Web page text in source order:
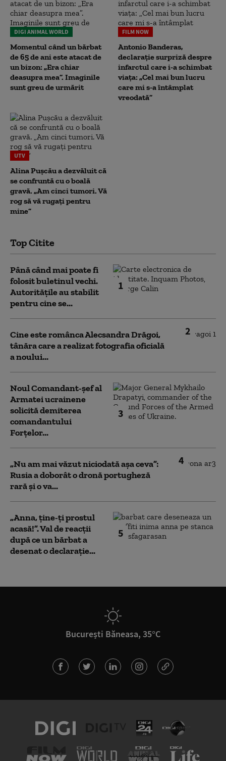
DIGI ANIMAL WORLD
Momentul când un bărbat
de 65 de ani este atacat de
un bizon: „Era chiar
deasupra mea”. Imaginile
sunt greu de urmărit
FILM NOW
Antonio Banderas,
declarație surpriză despre
infarctul care i-a schimbat
viața: „Cel mai bun lucru
care mi s-a întâmplat
vreodată”
UTV
Alina Pușcău a dezvăluit că
se confruntă cu o boală
gravă. „Am cinci tumori. Vă
rog să vă rugați pentru
mine”
Top Citite
1
Până când mai poate fi
folosit buletinul vechi.
Autoritățile au stabilit
pentru cine se...
2
Cine este românca Alecsandra Drăgoi,
tânăra care a realizat fotografia oficială
a noului...
3
Noul Comandant-șef al
Armatei ucrainene
solicită demiterea
comandantului
Forțelor...
4
„Nu am mai văzut niciodată așa ceva”:
Rusia a doborât o dronă portugheză
rară și o va...
5
„Anna, ţine-ţi prostul
acasă!”. Val de reacții
după ce un bărbat a
desenat o declarație...
București Băneasa, 35°C